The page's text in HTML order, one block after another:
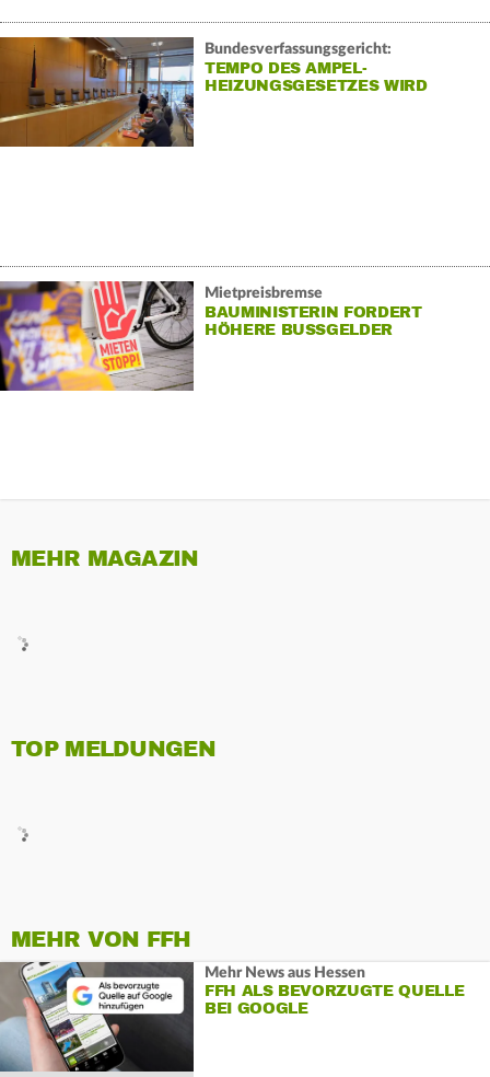
Bundesverfassungsgericht:
TEMPO DES AMPEL-
HEIZUNGSGESETZES WIRD
Mietpreisbremse
BAUMINISTERIN FORDERT
HÖHERE BUSSGELDER
MEHR MAGAZIN
TOP MELDUNGEN
MEHR VON FFH
Mehr News aus Hessen
FFH ALS BEVORZUGTE QUELLE
BEI GOOGLE